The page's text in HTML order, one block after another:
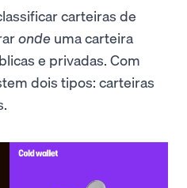
carteiras de
onde uma carteira
e privadas. Com
dois tipos: carteiras